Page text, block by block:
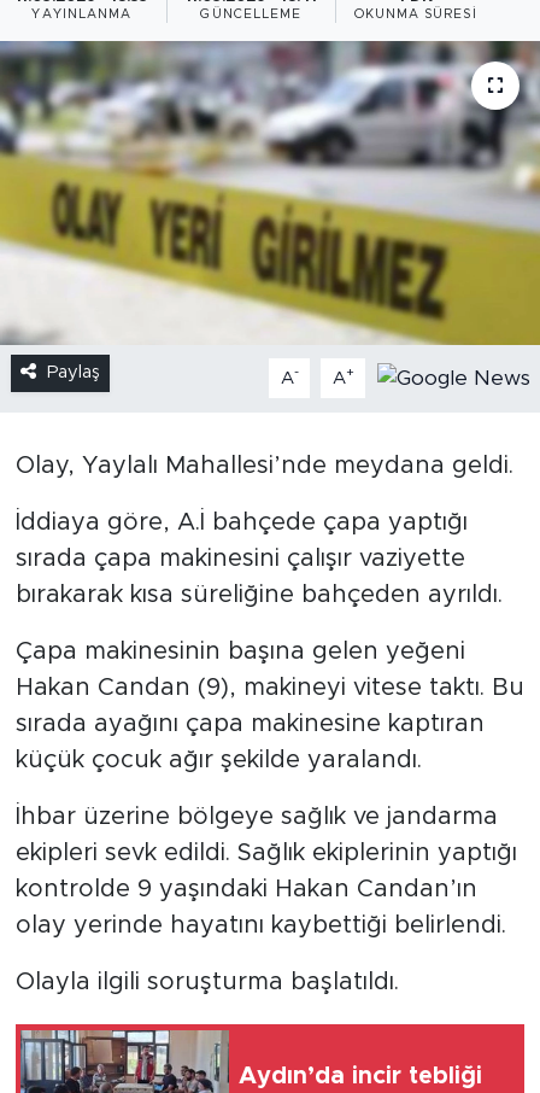
YAYINLANMA GÜNCELLEME OKUNMA SÜRESI
Paylaş A- A+
Olay, Yaylalı Mahallesi’nde meydana geldi.
İddiaya göre, A.İ bahçede çapa yaptığı
sırada çapa makinesini çalışır vaziyette
bırakarak kısa süreliğine bahçeden ayrıldı.
Çapa makinesinin başına gelen yeğeni
Hakan Candan (9), makineyi vitese taktı. Bu
sırada ayağını çapa makinesine kaptıran
küçük çocuk ağır şekilde yaralandı.
İhbar üzerine bölgeye sağlık ve jandarma
ekipleri sevk edildi. Sağlık ekiplerinin yaptığı
kontrolde 9 yaşındaki Hakan Candan’ın
olay yerinde hayatını kaybettiği belirlendi.
Olayla ilgili soruşturma başlatıldı.
Aydın’da incir tebliği